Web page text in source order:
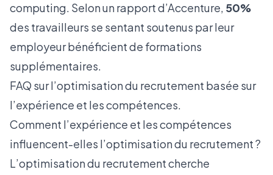
computing. Selon un rapport d’Accenture, 50%
des travailleurs se sentant soutenus par leur
employeur bénéficient de formations
supplémentaires.
FAQ sur l’optimisation du recrutement basée sur
l’expérience et les compétences.
Comment l’expérience et les compétences
influencent-elles l’optimisation du recrutement ?
L’optimisation du recrutement cherche